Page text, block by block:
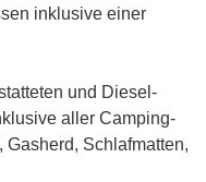
inklusive einer
und Diesel-
aller Camping-
Schlafmatten,